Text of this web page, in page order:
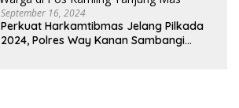
September 16, 2024
Perkuat Harkamtibmas Jelang Pilkada
2024, Polres Way Kanan Sambangi